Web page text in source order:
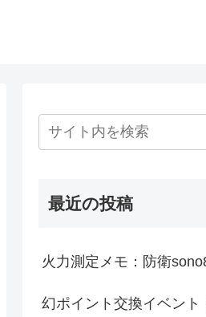
最近の投稿
火力測定メモ：防衛
幻ポイント交換イベント